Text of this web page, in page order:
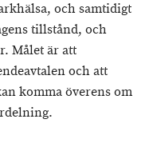
och samtidigt
tillstånd, och
Målet är att
och att
komma överens om